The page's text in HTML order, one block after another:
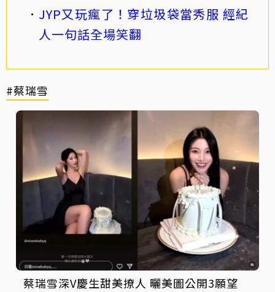
JYP又玩瘋了！穿垃圾袋當秀服 經紀
人一句話全場笑翻
#蔡瑞雪
蔡瑞雪深V慶生甜美撩人 曬美圖公開3願望